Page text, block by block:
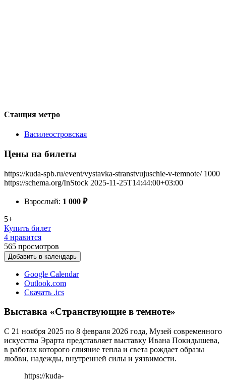
Станция метро
Василеостровская
Цены на билеты
https://kuda-spb.ru/event/vystavka-stranstvujuschie-v-temnote/ 1000
https://schema.org/InStock 2025-11-25T14:44:00+03:00
Взрослый: 1 000 ₽
5+
Купить билет
4 нравится
565 просмотров
Добавить в календарь
Google Calendar
Outlook.com
Скачать .ics
Выставка «Странствующие в темноте»
С 21 ноября 2025 по 8 февраля 2026 года, Музей современного
искусства Эрарта представляет выставку Ивана Покидышева,
в работах которого слияние тепла и света рождает образы
любви, надежды, внутренней силы и уязвимости.
https://kuda-